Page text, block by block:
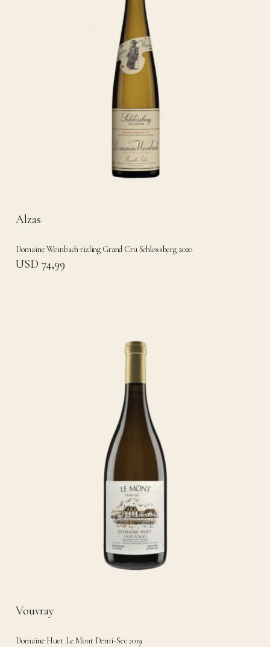
Alzas
Domaine Weinbach rizling Grand Cru Schlossberg 2020
USD 74,99
Vouvray
Domaine Huet Le Mont Demi-Sec 2019